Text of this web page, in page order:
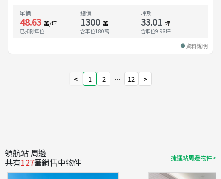
單價
48.63 萬/坪
已扣除車位
總價
1300 萬
含車位180萬
坪數
33.01 坪
含車位9.98坪
資料說明
< 1 2 ⋯ 12 >
領航站 周邊
共有127筆銷售中物件 捷運站周邊物件>